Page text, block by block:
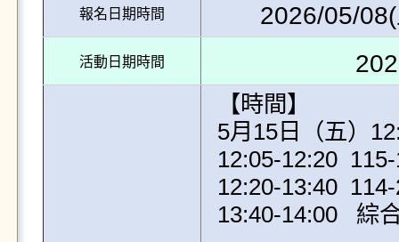
報名日期時間 2026/05/
活動日期時間
【時間】
5月15日（五）
12:05-12:20
12:20-13:40
13:40-14:00   綜